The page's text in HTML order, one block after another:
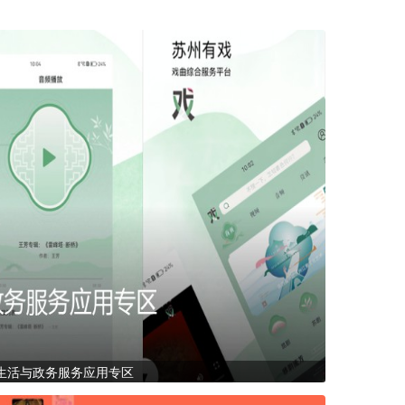
活与政务服务应用专区